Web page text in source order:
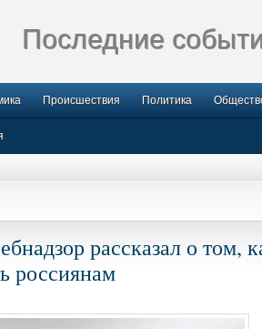
Последние
Происшествия Политика
рассказал о том,
россиянам